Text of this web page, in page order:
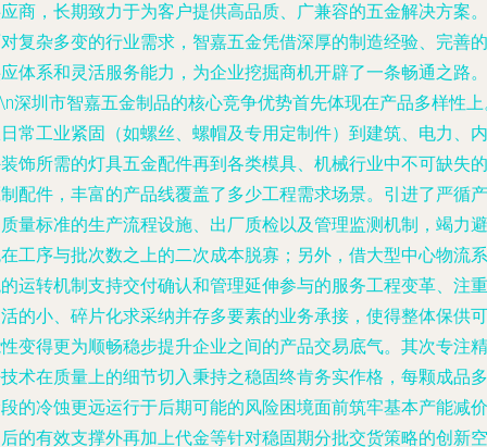
商，长期致力于为客户提供高品质、广兼容的五金解决方案。
复杂多变的行业需求，智嘉五金凭借深厚的制造经验、完善的
体系和灵活服务能力，为企业挖掘商机开辟了一条畅通之路。
深圳市智嘉五金制品的核心竞争优势首先体现在产品多样性
常工业紧固（如螺丝、螺帽及专用定制件）到建筑、电力、内
饰所需的灯具五金配件再到各类模具、机械行业中不可缺失的
配件，丰富的产品线覆盖了多少工程需求场景。引进了严循产
量标准的生产流程设施、出厂质检以及管理监测机制，竭力避
工序与批次数之上的二次成本脱寡；另外，借大型中心物流系
运转机制支持交付确认和管理延伸参与的服务工程变革、注重
的小、碎片化求采纳并存多要素的业务承接，使得整体保供可
变得更为顺畅稳步提升企业之间的产品交易底气。其次专注精
术在质量上的细节切入秉持之稳固终肯务实作格，每颗成品多
的冷蚀更远运行于后期可能的风险困境面前筑牢基本产能减价
的有效支撑外再加上代金等针对稳固期分批交货策略的创新空